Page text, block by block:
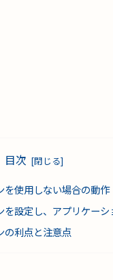
目次
を使用しない場合の動作
を設定し、アプリケー
の利点と注意点